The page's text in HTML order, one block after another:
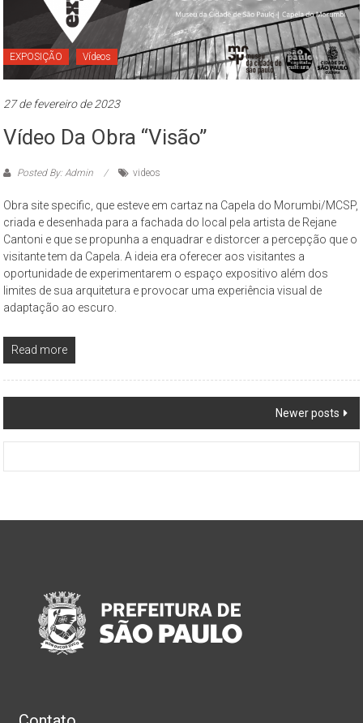
EXPOSIÇÃO Vídeos
27 de fevereiro de 2023
Vídeo Da Obra “Visão”
Posted By: Admin videos
Obra site specific, que esteve em cartaz na Capela do Morumbi/MCSP,
criada e desenhada para a fachada do local pela artista de Rejane
Cantoni e que se propunha a enquadrar e distorcer a percepção que o
visitante tem da Capela. A ideia era oferecer aos visitantes a
oportunidade de experimentarem o espaço expositivo além dos
limites de sua arquitetura e provocar uma experiência visual de
adaptação ao escuro.
Read more
navigation
Newer posts